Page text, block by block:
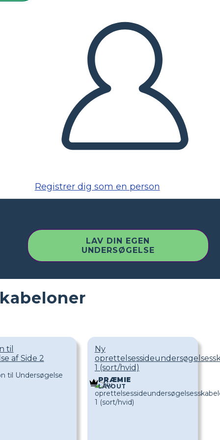
Registrer dig som en person
LAV DIN EGEN
UNDERSØGELSE
til
af Side 2
Ny
1 (sort/hvid)
PRÆMIE
LAYOUT